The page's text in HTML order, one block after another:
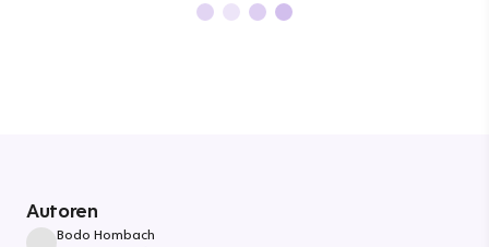
Autoren
Bodo Hombach